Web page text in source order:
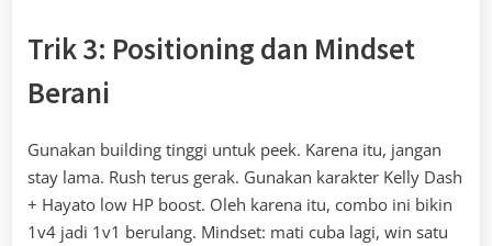
Trik 3: Positioning dan Mindset
Berani
Gunakan building tinggi untuk peek. Karena itu, jangan
stay lama. Rush terus gerak. Gunakan karakter Kelly Dash
+ Hayato low HP boost. Oleh karena itu, combo ini bikin
1v4 jadi 1v1 berulang. Mindset: mati cuba lagi, win satu